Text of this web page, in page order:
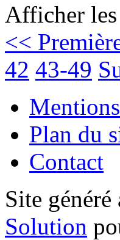
Afficher
<<
42 43-49
Plan du
Contact
Site
Solution